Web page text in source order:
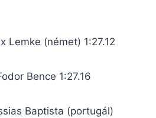
Lemke (német) 1:27.12
Bence 1:27.16
Baptista (portugál)